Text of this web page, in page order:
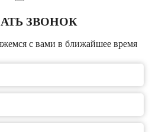
ЗВОНОК
с вами в ближайшее время